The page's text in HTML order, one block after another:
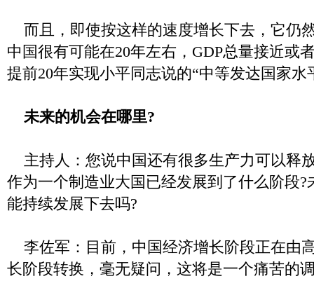
而且，即使按这样的速度增长下去，它仍
中国很有可能在20年左右，GDP总量接近或
提前20年实现小平同志说的“中等发达国家水
未来的机会在哪里?
主持人：您说中国还有很多生产力可以释
作为一个制造业大国已经发展到了什么阶段?
能持续发展下去吗?
李佐军：目前，中国经济增长阶段正在由
长阶段转换，毫无疑问，这将是一个痛苦的